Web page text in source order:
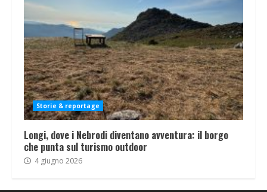
Storie & reportage
Longi, dove i Nebrodi diventano avventura: il borgo
che punta sul turismo outdoor
4 giugno 2026